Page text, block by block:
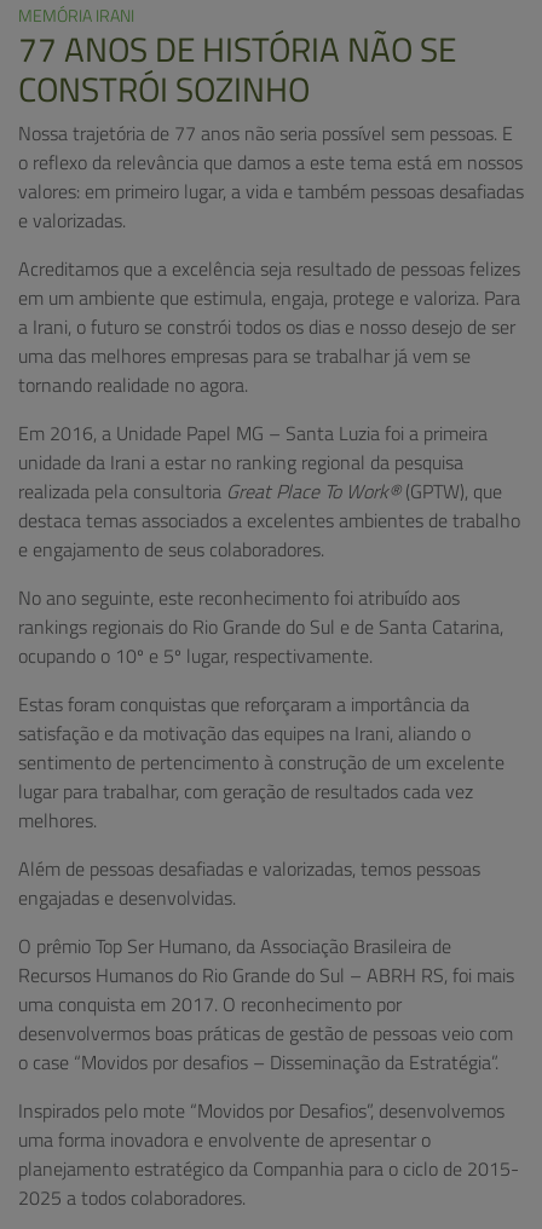
MEMÓRIA IRANI
77 ANOS DE HISTÓRIA NÃO SE
CONSTRÓI SOZINHO
Nossa trajetória de 77 anos não seria possível sem pessoas. E
o reflexo da relevância que damos a este tema está em nossos
valores: em primeiro lugar, a vida e também pessoas desafiadas
e valorizadas.
Acreditamos que a excelência seja resultado de pessoas felizes
em um ambiente que estimula, engaja, protege e valoriza. Para
a Irani, o futuro se constrói todos os dias e nosso desejo de ser
uma das melhores empresas para se trabalhar já vem se
tornando realidade no agora.
Em 2016, a Unidade Papel MG – Santa Luzia foi a primeira
unidade da Irani a estar no ranking regional da pesquisa
realizada pela consultoria Great Place To Work®(GPTW), que
destaca temas associados a excelentes ambientes de trabalho
e engajamento de seus colaboradores.
No ano seguinte, este reconhecimento foi atribuído aos
rankings regionais do Rio Grande do Sul e de Santa Catarina,
ocupando o 10º e 5º lugar, respectivamente.
Estas foram conquistas que reforçaram a importância da
satisfação e da motivação das equipes na Irani, aliando o
sentimento de pertencimento à construção de um excelente
lugar para trabalhar, com geração de resultados cada vez
melhores.
Além de pessoas desafiadas e valorizadas, temos pessoas
engajadas e desenvolvidas.
O prêmio Top Ser Humano, da Associação Brasileira de
Recursos Humanos do Rio Grande do Sul – ABRH RS, foi mais
uma conquista em 2017. O reconhecimento por
desenvolvermos boas práticas de gestão de pessoas veio com
o case “Movidos por desafios – Disseminação da Estratégia”.
Inspirados pelo mote “Movidos por Desafios”, desenvolvemos
uma forma inovadora e envolvente de apresentar o
planejamento estratégico da Companhia para o ciclo de 2015-
2025 a todos colaboradores.